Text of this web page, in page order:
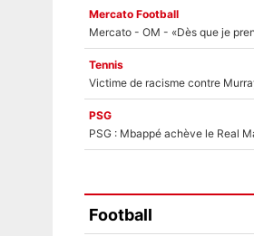
Mercato Football
Tennis
PSG
PSG : Mbappé achève le Real
Football